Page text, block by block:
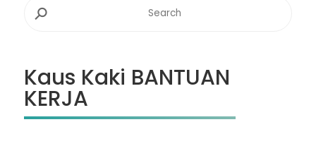
⚲
Kaus Kaki BANTUAN
KERJA